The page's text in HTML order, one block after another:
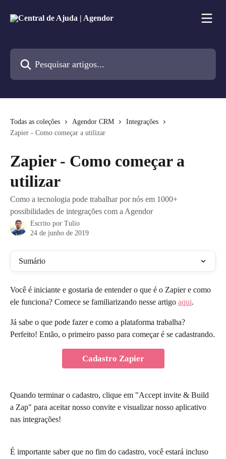
Todas as coleções Agendor CRM
Integrações
Zapier - Como começar a utilizar
Zapier - Como começar a
utilizar
Como a tecnologia pode trabalhar por nós em 1000+
possibilidades de integrações com a Agendor
Escrito por Tulio
24 de junho de 2019
Sumário
Você é iniciante e gostaria de entender o que é o Zapier e como
ele funciona? Comece se familiarizando nesse artigo aqui.
Já sabe o que pode fazer e como a plataforma trabalha?
Perfeito! Então, o primeiro passo para começar é se cadastrando.
Cadastro Zapier
Quando terminar o cadastro, clique em "Accept invite & Build
a Zap" para aceitar nosso convite e visualizar nosso aplicativo
nas integrações!
É importante saber que no fim do cadastro, você estará incluso